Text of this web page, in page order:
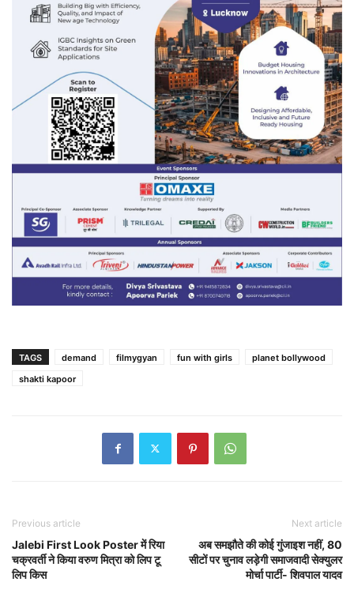
TAGS demand filmygyan fun with girls
planet bollywood
shakti kapoor
Previous article
Jalebi First Look Poster में रिया
चक्रवर्ती ने किया वरुण मित्रा को लिप टू
लिप किस
Next article
अब समझौते की कोई गुंजाइश नहीं, 80
सीटों पर चुनाव लड़ेगी समाजवादी सेक्युलर
मोर्चा पार्टी- शिवपाल यादव